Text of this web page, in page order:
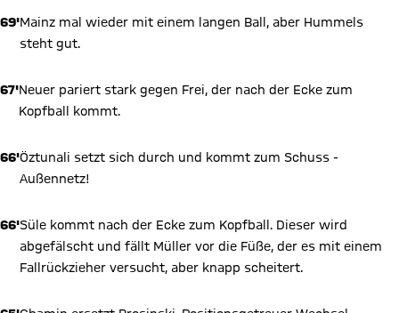
69'Mainz mal wieder mit einem langen Ball, aber Hummels
steht gut.
67'Neuer pariert stark gegen Frei, der nach der Ecke zum
Kopfball kommt.
66'Öztunali setzt sich durch und kommt zum Schuss -
Außennetz!
66'Süle kommt nach der Ecke zum Kopfball. Dieser wird
abgefälscht und fällt Müller vor die Füße, der es mit einem
Fallrückzieher versucht, aber knapp scheitert.